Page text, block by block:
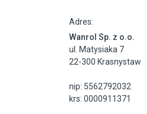
Adres:
Wanrol Sp. z o.o.
ul. Matysiaka 7
22-300 Krasnystaw
nip: 5562792032
krs: 0000911371